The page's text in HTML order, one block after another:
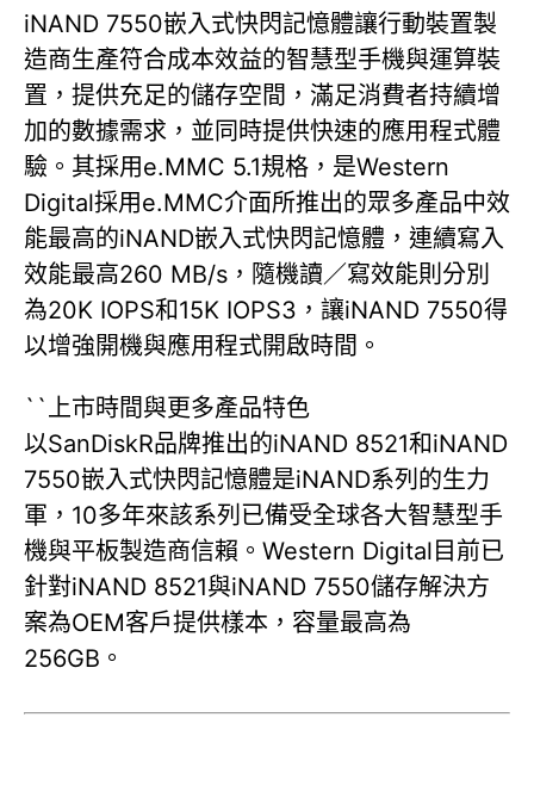
iNAND 7550嵌入式快閃記憶體讓行動裝置製
造商生產符合成本效益的智慧型手機與運算裝
置，提供充足的儲存空間，滿足消費者持續增
加的數據需求，並同時提供快速的應用程式體
驗。其採用e.MMC 5.1規格，是Western
Digital採用e.MMC介面所推出的眾多產品中效
能最高的iNAND嵌入式快閃記憶體，連續寫入
效能最高260 MB/s，隨機讀／寫效能則分別
為20K IOPS和15K IOPS3，讓iNAND 7550得
以增強開機與應用程式開啟時間。
``上市時間與更多產品特色
以SanDiskR品牌推出的iNAND 8521和iNAND
7550嵌入式快閃記憶體是iNAND系列的生力
軍，10多年來該系列已備受全球各大智慧型手
機與平板製造商信賴。Western Digital目前已
針對iNAND 8521與iNAND 7550儲存解決方
案為OEM客戶提供樣本，容量最高為
256GB。